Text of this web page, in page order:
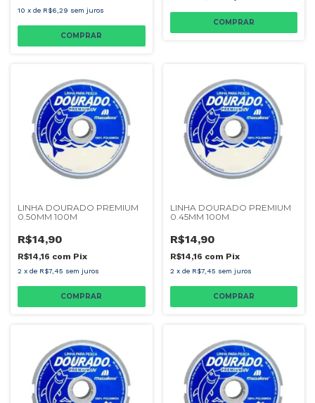
10 x de R$6,29 sem juros
LINHA DOURADO PREMIUM
0.50MM 100M
R$14,90
R$14,16 com Pix
2 x de R$7,45 sem juros
LINHA DOURADO PREMIUM
0.45MM 100M
R$14,90
R$14,16 com Pix
2 x de R$7,45 sem juros